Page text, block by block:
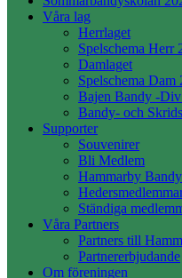
Våra lag
Herrlaget
Spelschema Herr
Damlaget
Spelschema Dam
Bajen Bandy -
Bandy- och
Supporter
Souvenirer
Bli Medlem
Hammarby
Ständiga
Våra Partners
Partners till
Partnererbjudande
Om föreningen